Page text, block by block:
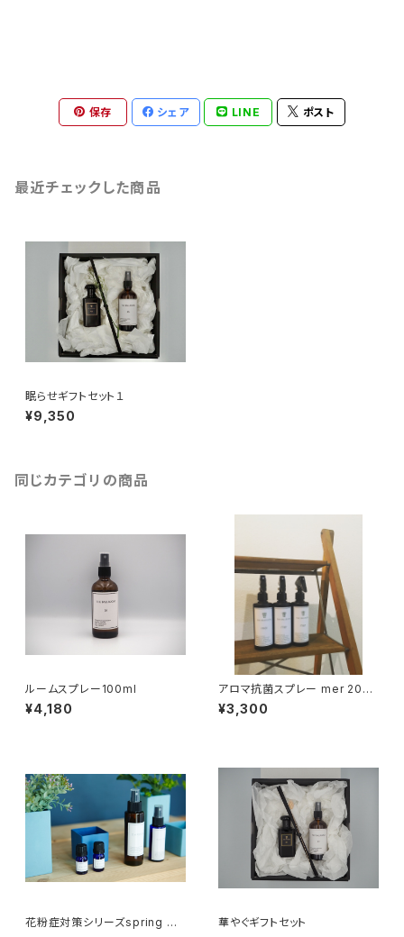
保存 シェア LINE ポスト
最近チェックした商品
眠らせギフトセット１
¥9,350
同じカテゴリの商品
ルームスプレー100ml
¥4,180
アロマ抗菌スプレー mer 200
ml
¥3,300
花粉症対策シリーズspring マ
華やぐギフトセット